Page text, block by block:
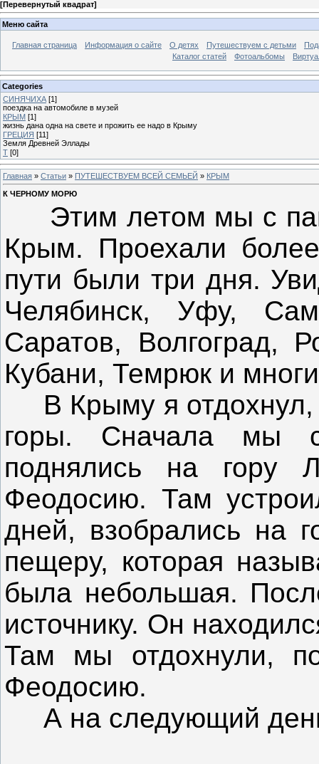
[Перевернутый квадрат]
Меню сайта
Главная страница Информация о сайте О детях Путешествуем с детьми
Каталог статей
Фотоальбомы
Categories
СИНЯЧИХА [1]
поездка на автомобиле в музей
КРЫМ [1]
жизнь дана одна на свете и прожить ее надо в Крыму
ГРЕЦИЯ [11]
Земля Древней Эллады
Т [0]
Главная » Статьи » ПУТЕШЕСТВУЕМ ВСЕЙ СЕМЬЕЙ » КРЫМ
К ЧЕРНОМУ МОРЮ
Этим летом мы с
Крым. Проехали
пути были три дня.
Челябинск, Уфу,
Саратов, Волгоград,
Кубани, Темрюк и
В Крыму я отдохнул,
горы. Сначала мы
поднялись на
Феодосию. Там
дней, взобрались на
пещеру, которая
была небольшая.
источнику. Он
Там мы отдохнули,
Феодосию.
А на следующий